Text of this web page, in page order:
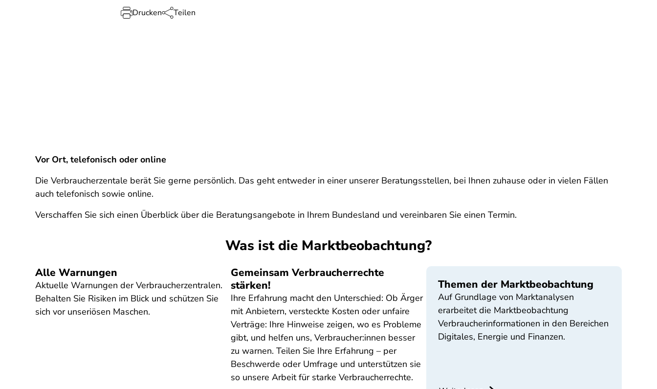
Drucken Teilen
Vor Ort, telefonisch oder online
Die Verbraucherzentale berät Sie gerne persönlich. Das geht entweder in einer unserer Beratungsstellen, bei Ihnen zuhause oder in vielen Fällen
auch telefonisch sowie online.
Verschaffen Sie sich einen Überblick über die Beratungsangebote in Ihrem Bundesland und vereinbaren Sie einen Termin.
Was ist die Marktbeobachtung?
Alle Warnungen
Aktuelle Warnungen der Verbraucherzentralen.
Behalten Sie Risiken im Blick und schützen Sie
sich vor unseriösen Maschen.
Gemeinsam Verbraucherrechte
stärken!
Ihre Erfahrung macht den Unterschied: Ob Ärger
mit Anbietern, versteckte Kosten oder unfaire
Verträge: Ihre Hinweise zeigen, wo es Probleme
gibt, und helfen uns, Verbraucher:innen besser
zu warnen. Teilen Sie Ihre Erfahrung – per
Beschwerde oder Umfrage und unterstützen sie
so unsere Arbeit für starke Verbraucherrechte.
Themen der Marktbeobachtung
Auf Grundlage von Marktanalysen
erarbeitet die Marktbeobachtung
Verbraucherinformationen in den Bereichen
Digitales, Energie und Finanzen.